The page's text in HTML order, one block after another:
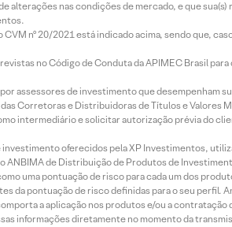
alterações nas condições de mercado, e que
nº 20/2021 está indicado acima, sendo que,
no Código de Conduta da APIMEC Brasil
assessores de investimento que desempenham
Corretoras e Distribuidoras de Títulos e Valores
intermediário e solicitar autorização prévia do
oferecidos pela XP Investimentos,
ANBIMA de Distribuição de Produtos de
uma pontuação de risco para cada um dos
da pontuação de risco definidas para o seu perfil.
a aplicação nos produtos e/ou a contratação
informações diretamente no momento da